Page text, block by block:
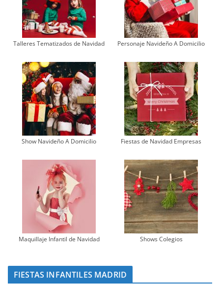
Talleres Tematizados de Navidad Personaje Navideño A Domicilio
Show Navideño A Domicilio Fiestas de Navidad Empresas
Maquillaje Infantil de Navidad Shows Colegios
FIESTAS INFANTILES MADRID